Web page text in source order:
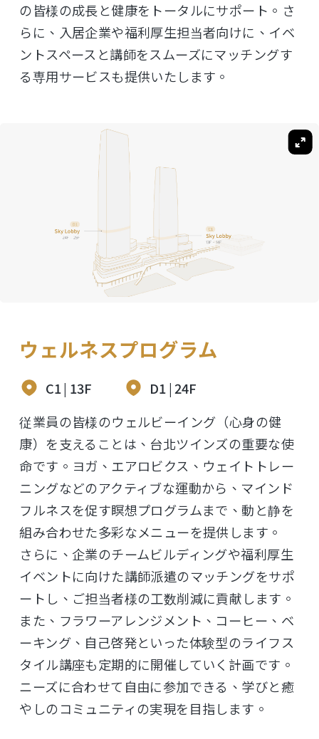
の皆様の成長と健康をトータルにサポート。さ
らに、入居企業や福利厚生担当者向けに、イベ
ントスペースと講師をスムーズにマッチングす
る専用サービスも提供いたします。
ウェルネスプログラム
C1 | 13F
D1 | 24F
従業員の皆様のウェルビーイング（心身の健
康）を支えることは、台北ツインズの重要な使
命です。ヨガ、エアロビクス、ウェイトトレー
ニングなどのアクティブな運動から、マインド
フルネスを促す瞑想プログラムまで、動と静を
組み合わせた多彩なメニューを提供します。
さらに、企業のチームビルディングや福利厚生
イベントに向けた講師派遣のマッチングをサポ
ートし、ご担当者様の工数削減に貢献します。
また、フラワーアレンジメント、コーヒー、ベ
ーキング、自己啓発といった体験型のライフス
タイル講座も定期的に開催していく計画です。
ニーズに合わせて自由に参加できる、学びと癒
やしのコミュニティの実現を目指します。